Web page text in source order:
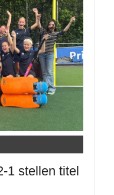
1 stellen titel